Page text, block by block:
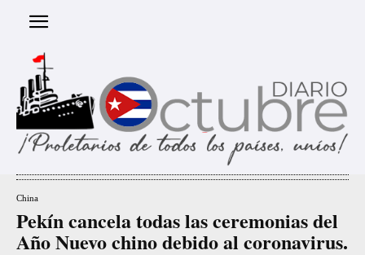
China
Pekín cancela todas las ceremonias del
Año Nuevo chino debido al coronavirus.